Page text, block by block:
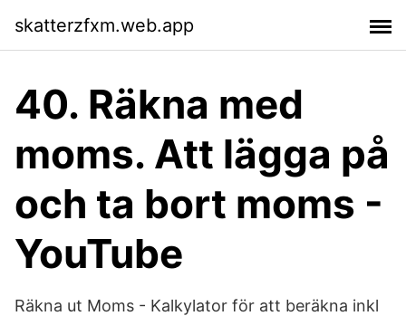
skatterzfxm.web.app
40. Räkna med
moms. Att lägga på
och ta bort moms -
YouTube
Räkna ut Moms - Kalkylator för att beräkna inkl